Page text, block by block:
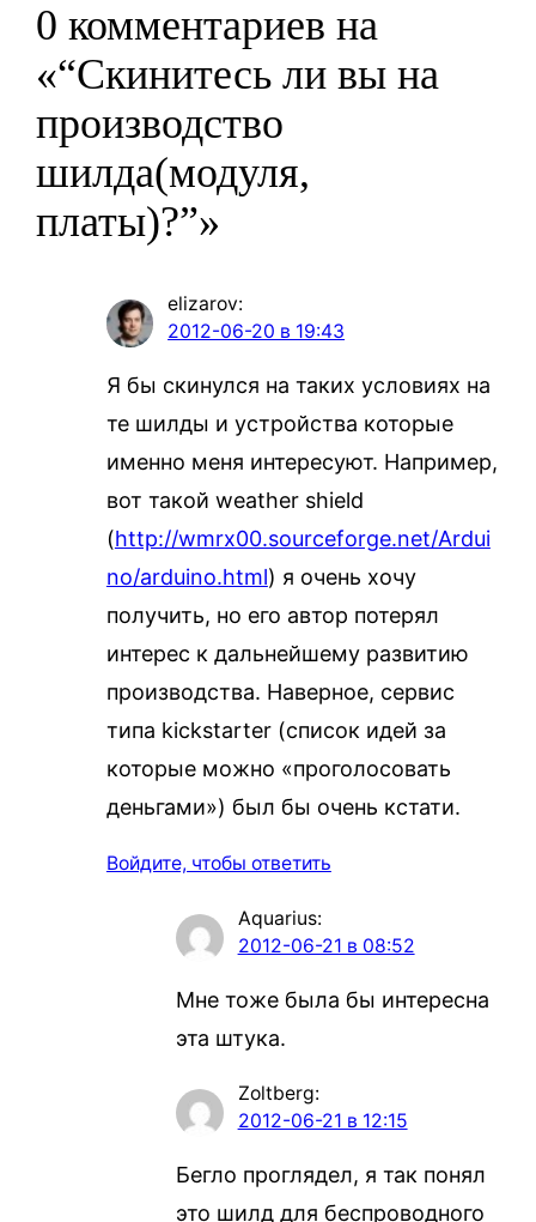
0 комментариев на
«“Скинитесь ли вы на
производство
шилда(модуля,
платы)?”»
elizarov:
2012-06-20 в 19:43
Я бы скинулся на таких условиях на
те шилды и устройства которые
именно меня интересуют. Например,
вот такой weather shield
(http://wmrx00.sourceforge.net/Ardui
no/arduino.html) я очень хочу
получить, но его автор потерял
интерес к дальнейшему развитию
производства. Наверное, сервис
типа kickstarter (список идей за
которые можно «проголосовать
деньгами») был бы очень кстати.
Войдите, чтобы ответить
Aquarius:
2012-06-21 в 08:52
Мне тоже была бы интересна
эта штука.
Zoltberg:
2012-06-21 в 12:15
Бегло проглядел, я так понял
это шилд для беспроводного